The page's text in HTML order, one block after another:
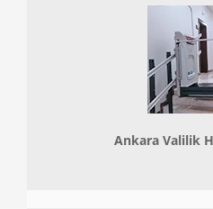
Ankara Valilik